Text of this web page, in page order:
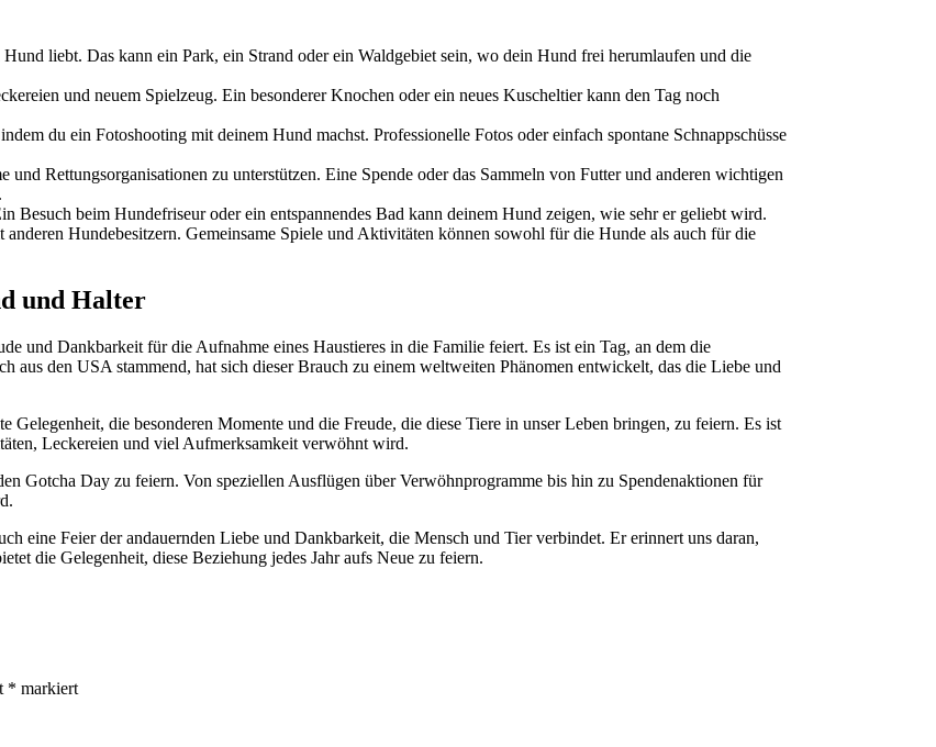
liebt. Das kann ein Park, ein Strand oder ein Waldgebiet sein, wo dein Hund frei herumlaufen und die
und neuem Spielzeug. Ein besonderer Knochen oder ein neues Kuscheltier kann den Tag noch
du ein Fotoshooting mit deinem Hund machst. Professionelle Fotos oder einfach spontane Schnappschüsse
Rettungsorganisationen zu unterstützen. Eine Spende oder das Sammeln von Futter und anderen wichtigen
Besuch beim Hundefriseur oder ein entspannendes Bad kann deinem Hund zeigen, wie sehr er geliebt wird.
Hundebesitzern. Gemeinsame Spiele und Aktivitäten können sowohl für die Hunde als auch für die
und Halter
und Dankbarkeit für die Aufnahme eines Haustieres in die Familie feiert. Es ist ein Tag, an dem die
den USA stammend, hat sich dieser Brauch zu einem weltweiten Phänomen entwickelt, das die Liebe und
die besonderen Momente und die Freude, die diese Tiere in unser Leben bringen, zu feiern. Es ist
Leckereien und viel Aufmerksamkeit verwöhnt wird.
Gotcha Day zu feiern. Von speziellen Ausflügen über Verwöhnprogramme bis hin zu Spendenaktionen für
eine Feier der andauernden Liebe und Dankbarkeit, die Mensch und Tier verbindet. Er erinnert uns daran,
die Gelegenheit, diese Beziehung jedes Jahr aufs Neue zu feiern.
* markiert